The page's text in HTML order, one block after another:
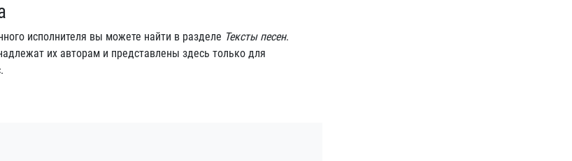
исполнителя вы можете найти в разделе Тексты песен.
их авторам и представлены здесь только для